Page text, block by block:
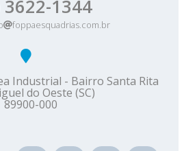
3622-1344
foppaesquadrias.com.br
Industrial - Bairro Santa Rita
do Oeste (SC)
89900-000